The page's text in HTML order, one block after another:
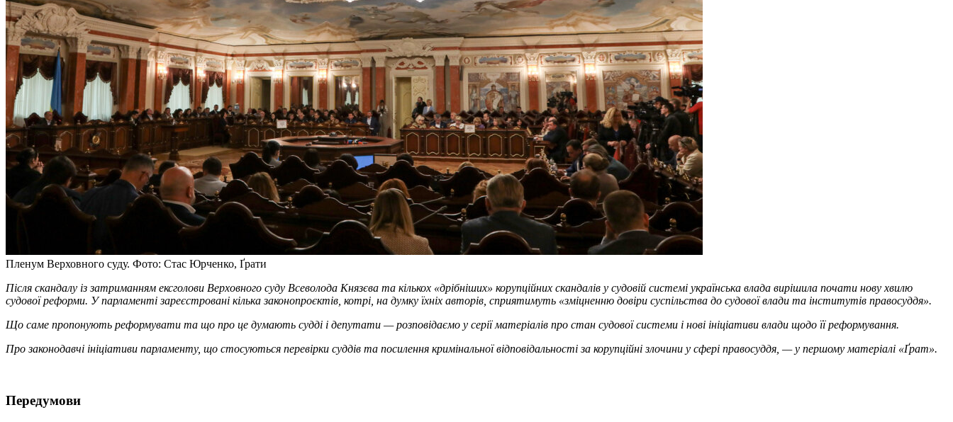
Пленум Верховного суду. Фото: Стас Юрченко, Ґрати
Після скандалу із затриманням ексголови Верховного суду Всеволода Князєва та кількох «дрібніших» корупційних скандалів у судовій системі українська влада вирішила почати нову хвилю
судової реформи. У парламенті зареєстровані кілька законопроєктів, котрі, на думку їхніх авторів, сприятимуть «зміцненню довіри суспільства до судової влади та інститутів правосуддя».
Що саме пропонують реформувати та що про це думають судді і депутати — розповідаємо у серії матеріалів про стан судової системи і нові ініціативи влади щодо її реформування.
Про законодавчі ініціативи парламенту, що стосуються перевірки суддів та посилення кримінальної відповідальності за корупційні злочини у сфері правосуддя, — у першому матеріалі «Ґрат».
Передумови